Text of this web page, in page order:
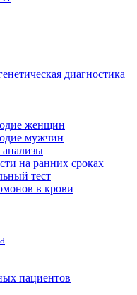
диагностика
женщин
мужчин
анализы
на ранних сроках
тест
в крови
пациентов